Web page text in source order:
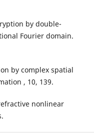
by double-
Fourier domain.
by complex spatial
, 10, 139.
nonlinear